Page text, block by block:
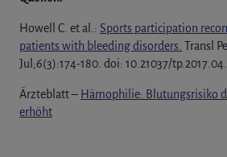
Howell C. et al.: Sports participation
patients with bleeding disorders. Transl
Jul;6(3):174-180. doi: 10.21037/
Ärzteblatt – Hämophilie: Blutungsrisiko
erhöht